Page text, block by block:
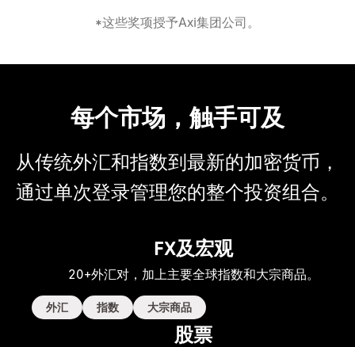
*这些奖项授予Axi集团公司。
每个市场，触手可及
从传统外汇和指数到最新的加密货币，
通过单次登录管理您的整个投资组合。
FX及宏观
20+外汇对，加上主要全球指数和大宗商品。
外汇 指数 大宗商品
股票